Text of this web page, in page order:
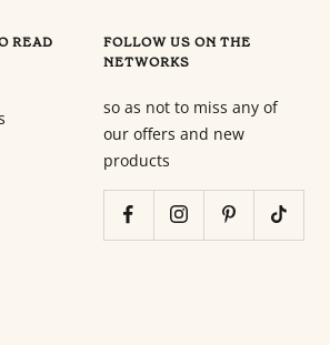
READ
FOLLOW US ON THE
NETWORKS
so as not to miss any of
our offers and new
products